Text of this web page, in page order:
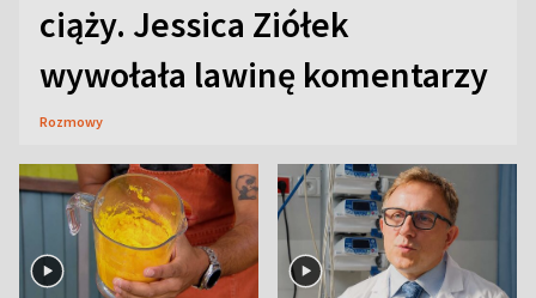
ciąży. Jessica Ziółek
wywołała lawinę komentarzy
Rozmowy